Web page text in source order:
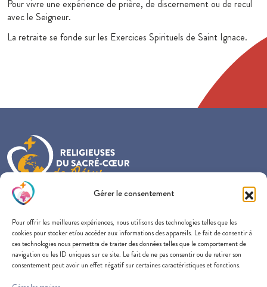
Gérer le consentement
Pour offrir les meilleures expériences, nous utilisons des technologies telles que les
cookies pour stocker et/ou accéder aux informations des appareils. Le fait de consentir à
ces technologies nous permettra de traiter des données telles que le comportement de
navigation ou les ID uniques sur ce site. Le fait de ne pas consentir ou de retirer son
consentement peut avoir un effet négatif sur certaines caractéristiques et fonctions.
Pour vivre une expérience de prière, de discernement ou de recul
avec le Seigneur.
La retraite se fonde sur les Exercices Spirituels de Saint Ignace.
57 rue du Docteur Edmond Locard
69005 Lyon